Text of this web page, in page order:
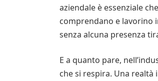
aziendale è essenziale
comprendano e lavorino
senza alcuna presenza
E a quanto pare,
che si respira. Una realtà